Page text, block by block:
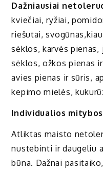
Dažniausiai
kviečiai, ryžiai,
riešutai,
sėklos, karvės
sėklos, ožkos pienas
avies pienas ir sūris,
kepimo mielės,
Individualios
Atliktas maisto
nustebinti ir daugeliu
būna. Dažnai